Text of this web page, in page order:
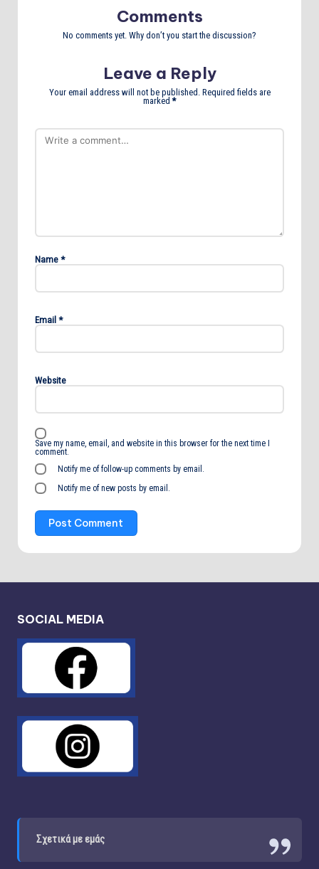
Comments
No comments yet. Why don’t you start the discussion?
Leave a Reply
Your email address will not be published. Required fields are
marked*
Name *
Email *
Website
Save my name, email, and website in this browser for the next time I
comment.
Notify me of follow-up comments by email.
Notify me of new posts by email.
SOCIAL MEDIA
Σχετικά με εμάς